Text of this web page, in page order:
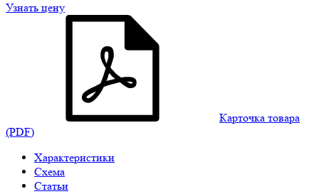
Узнать цену
Карточка товара
(PDF)
Характеристики
Схема
Статьи